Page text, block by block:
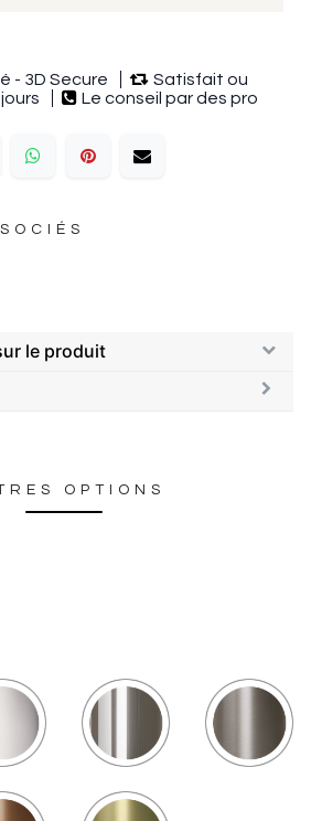
- 3D Secure
Satisfait ou
Le conseil par des pro
le produit
OPTIONS